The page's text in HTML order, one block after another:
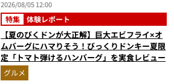
2026/08/05 12:00
特集 体験レポート
【夏のびくドンが大正解】巨大エビフライ×オ
ムバーグにハマりそう！びっくりドンキー夏限
定「トマト弾けるハンバーグ」を実食レビュー
グルメ